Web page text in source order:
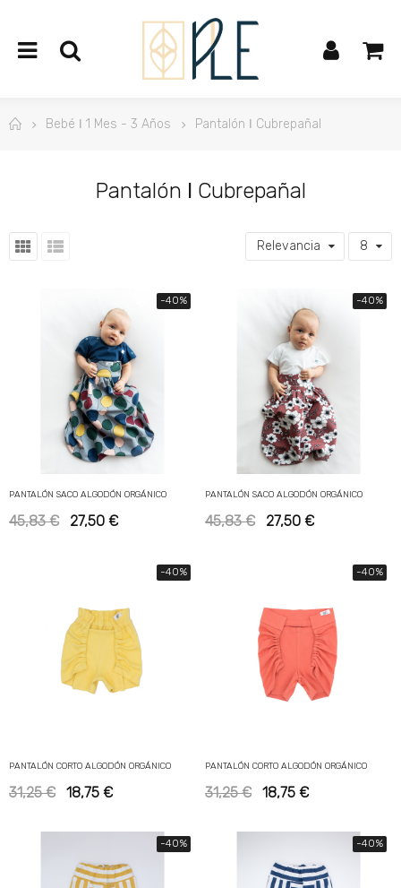
Bebé ǀ 1 Mes - 3 Años Pantalón ǀ Cubrepañal
Pantalón ǀ Cubrepañal
Relevancia 8
-40%
PANTALÓN SACO ALGODÓN ORGÁNICO
45,83 € 27,50 €
-40%
PANTALÓN SACO ALGODÓN ORGÁNICO
45,83 € 27,50 €
-40%
PANTALÓN CORTO ALGODÓN ORGÁNICO
31,25 € 18,75 €
-40%
PANTALÓN CORTO ALGODÓN ORGÁNICO
31,25 € 18,75 €
-40% -40%